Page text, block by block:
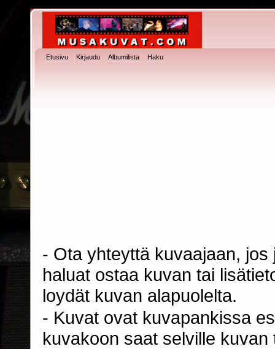
Etusivu Kirjaudu Albumilista Haku
- Ota yhteyttä kuvaajaan,
haluat ostaa kuvan tai
loydät kuvan alapuolelta.
- Kuvat ovat kuvapankissa
kuvakoon saat selville